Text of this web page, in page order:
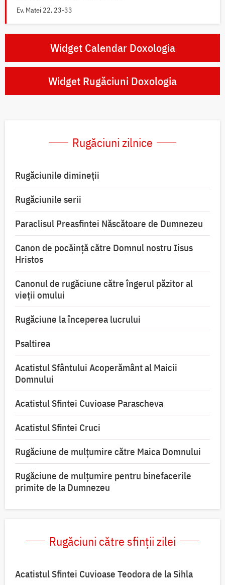
Ev. Matei 22, 23-33
Widget Calendar Doxologia
Widget Rugăciuni Doxologia
Rugăciuni zilnice
Rugăciunile dimineții
Rugăciunile serii
Paraclisul Preasfintei Născătoare de Dumnezeu
Canon de pocăință către Domnul nostru Iisus
Hristos
Canonul de rugăciune către îngerul păzitor al
vieții omului
Rugăciune la începerea lucrului
Psaltirea
Acatistul Sfântului Acoperământ al Maicii
Domnului
Acatistul Sfintei Cuvioase Parascheva
Acatistul Sfintei Cruci
Rugăciune de mulţumire către Maica Domnului
Rugăciune de mulțumire pentru binefacerile
primite de la Dumnezeu
Rugăciuni către sfinții zilei
Acatistul Sfintei Cuvioase Teodora de la Sihla